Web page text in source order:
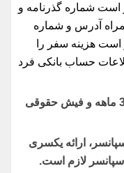
است شماره گذرنامه و
آدرس و شماره
است هزینه سفر را
حساب بانکی فرد
ماهه و فیش حقوقی
ارائه یکسری
لازم است.